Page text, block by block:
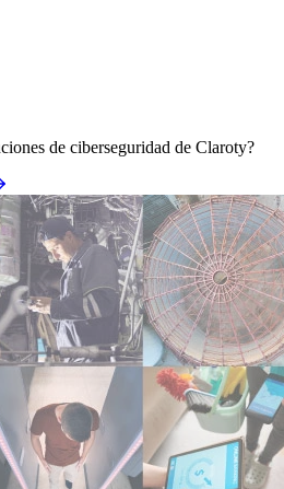
de ciberseguridad de Claroty?